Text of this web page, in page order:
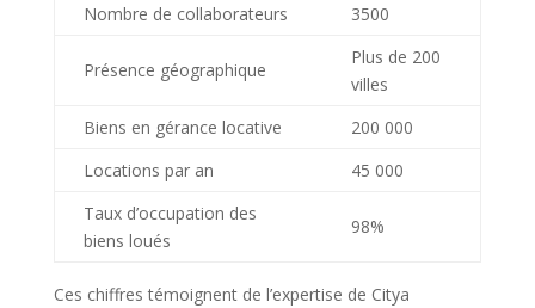
Nombre de collaborateurs 3500
Présence géographique
Plus de 200
villes
Biens en gérance locative
200 000
Locations par an
45 000
Taux d’occupation des
biens loués
98%
Ces chiffres témoignent de l’expertise de Citya